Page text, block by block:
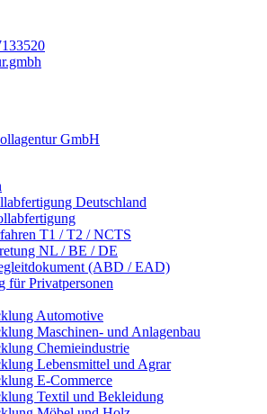
Deutschland
T1 / T2 / NCTS
NL / BE / DE
(ABD / EAD)
für Privatpersonen
Automotive
Maschinen- und Anlagenbau
Chemieindustrie
Lebensmittel und Agrar
E-Commerce
Textil und Bekleidung